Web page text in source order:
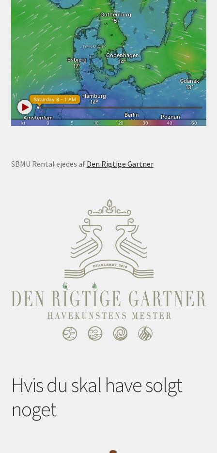
SBMU Rental ejedes af Den Rigtige Gartner
Hvis du skal have solgt
noget